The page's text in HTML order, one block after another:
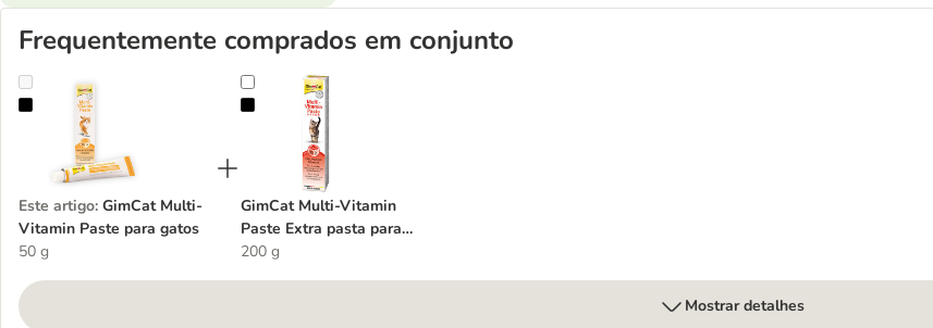
Frequentemente comprados em conjunto
GimCat Multi-Vitamin Paste para gatos
Este artigo: GimCat Multi-
Vitamin Paste para gatos
50 g
GimCat Multi-Vitamin Paste Extra pasta para gatos
GimCat Multi-Vitamin
Paste Extra pasta para
gatos
200 g
Mostrar detalhes